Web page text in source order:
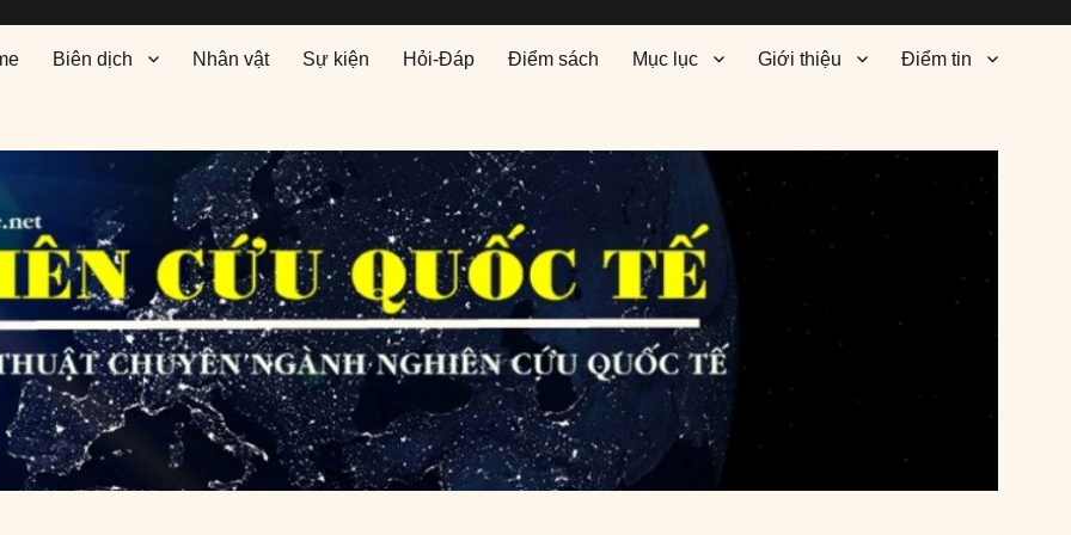
Biên dịch Nhân vật Sự kiện Hỏi-Đáp Điểm sách Mục lục Giới thiệu Điểm tin